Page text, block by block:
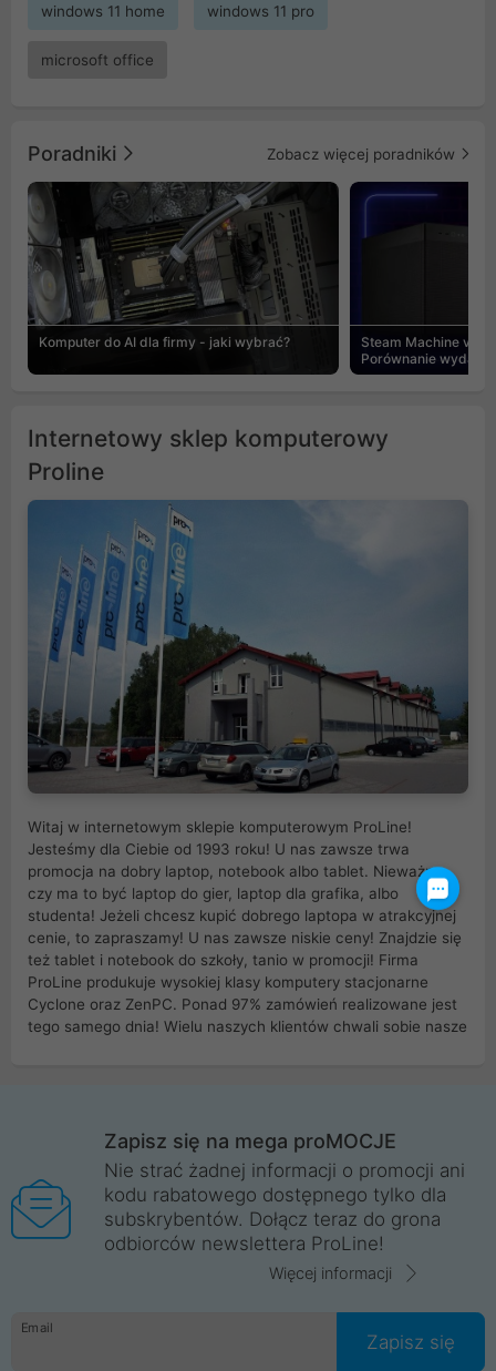
windows 11 home windows 11 pro
microsoft office
Poradniki Zobacz więcej poradników
Komputer do AI dla firmy - jaki wybrać?
Steam Machine vs
Porównanie
Internetowy sklep komputerowy
Proline
Witaj w internetowym sklepie komputerowym ProLine!
Jesteśmy dla Ciebie od 1993 roku! U nas zawsze trwa
promocja na dobry laptop, notebook albo tablet. Nieważne
czy ma to być laptop do gier, laptop dla grafika, albo
studenta! Jeżeli chcesz kupić dobrego laptopa w atrakcyjnej
cenie, to zapraszamy! U nas zawsze niskie ceny! Znajdzie się
też tablet i notebook do szkoły, tanio w promocji! Firma
ProLine produkuje wysokiej klasy komputery stacjonarne
Cyclone oraz ZenPC. Ponad 97% zamówień realizowane jest
tego samego dnia! Wielu naszych klientów chwali sobie nasze
Wrocław, Poznań, Legnica, Katowice, Gliwice, Kalisz, Bytom,
Trzebnica, Opole. Szybka i profesjonalna obsługa!
ProLine to polska firma ze 100% polskim kapitałem. Działamy
legalnie i płacimy podatki w naszym kraju! Posiadamy siedzibę
główną w Mirkowie oraz salony na terenie kraju. Cała
komunikacja ze sklepem komputerowym ProLine jest
danych osobowych. Dlatego zakup notebooka albo laptopa w
ProLine to czysta przyjemność i pełne bezpieczeństwo.
Zaopatrzysz się u nas w akcesoria i części komputerowe
Zapisz się na mega proMOCJE
Nie strać żadnej informacji o promocji ani
kodu rabatowego dostępnego tylko dla
subskrybentów. Dołącz teraz do grona
odbiorców newslettera ProLine!
Więcej informacji
Email
Zapisz się